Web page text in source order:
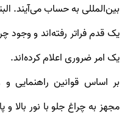
بین‌المللی به حساب می‌آیند.
یک قدم فراتر رفته‌اند و وجود
یک امر ضروری اعلام کرده‌اند.
بر اساس قوانین راهنمایی و
مجهز به چراغ جلو با نور بالا